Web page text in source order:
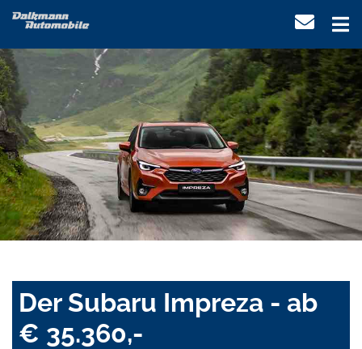
Der Subaru Impreza - ab
€ 35.360,-